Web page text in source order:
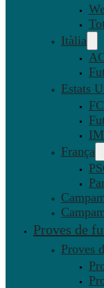
Itàlia
Estats
França
Proves de
Proves